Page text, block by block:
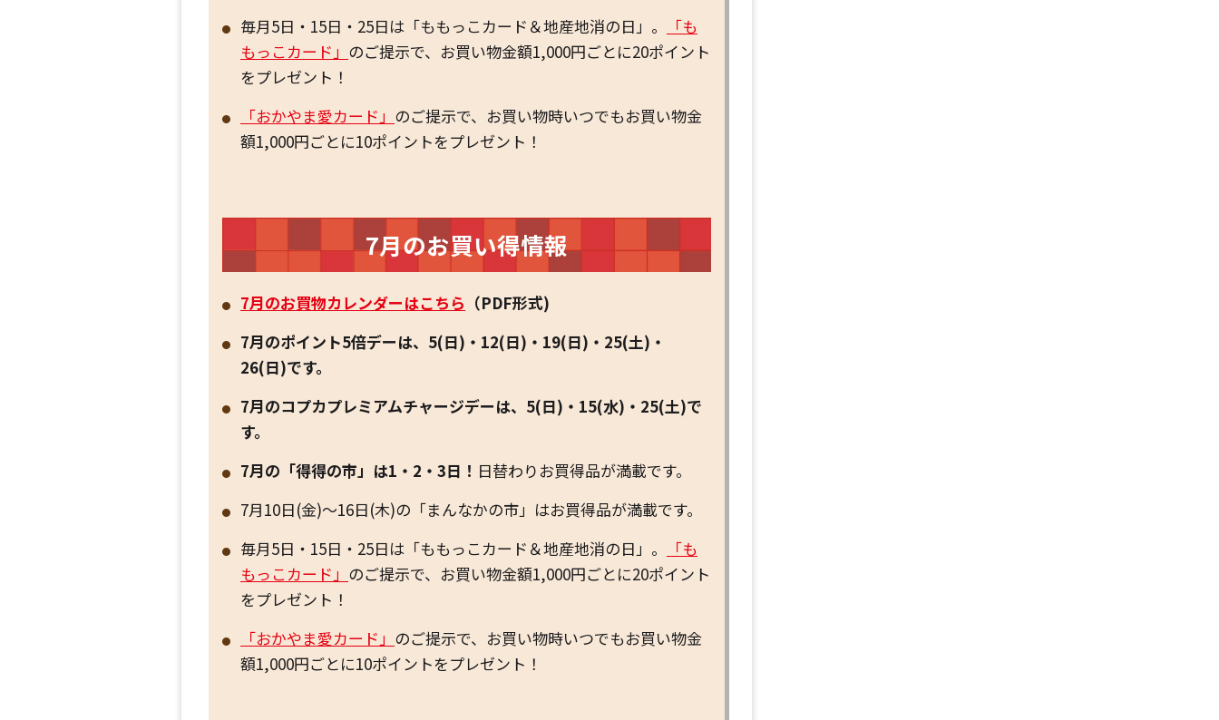
毎月5日・15日・25日は「ももっこカード＆地産地消の日」。
「も
もっこカード」 のご提示で、お買い物金額1,000円ごとに20ポイント
をプレゼント！
「おかやま愛カード」 のご提示で、お買い物時いつでもお買い物金
額1,000円ごとに10ポイントをプレゼント！
7月のお買い得情報
7月のお買物カレンダーはこちら （PDF形式)
7月のポイント5倍デーは、5(日)・12(日)・19(日)・25(土)・
26(日)です。
7月のコプカプレミアムチャージデーは、5(日)・15(水)・25(土)で
す。
7月の「得得の市」は1・2・3日！ 日替わりお買得品が満載です。
7月10日(金)～16日(木)の「まんなかの市」はお買得品が満載です。
毎月5日・15日・25日は「ももっこカード＆地産地消の日」。
「も
もっこカード」 のご提示で、お買い物金額1,000円ごとに20ポイント
をプレゼント！
「おかやま愛カード」 のご提示で、お買い物時いつでもお買い物金
額1,000円ごとに10ポイントをプレゼント！